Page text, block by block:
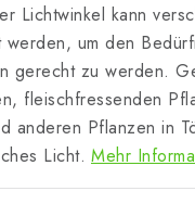
Lichtwinkel kann
um den
gerecht zu werden.
fleischfressenden
anderen Pflanzen in
Licht. Mehr